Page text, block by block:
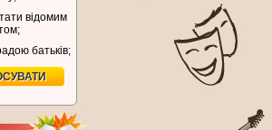
відомим
батьків;